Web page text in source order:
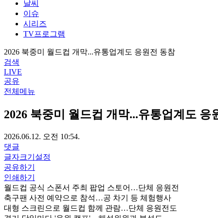
날씨
이슈
시리즈
TV프로그램
2026 북중미 월드컵 개막...유통업계도 응원전 동참
검색
LIVE
공유
전체메뉴
2026 북중미 월드컵 개막...유통업계도 응
2026.06.12. 오전 10:54.
댓글
글자크기설정
공유하기
인쇄하기
월드컵 공식 스폰서 주최 팝업 스토어…단체 응원전
축구팬 사전 예약으로 참석…공 차기 등 체험행사
대형 스크린으로 월드컵 함께 관람…단체 응원전도